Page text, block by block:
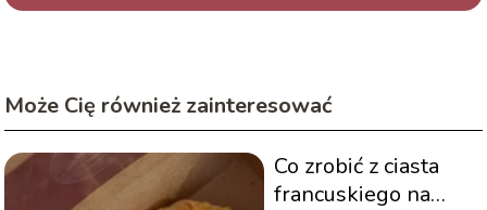
Może Cię również zainteresować
Co zrobić z ciasta
francuskiego na